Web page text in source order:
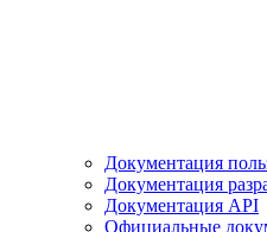
Документация
Документация
Документация API
Официальные